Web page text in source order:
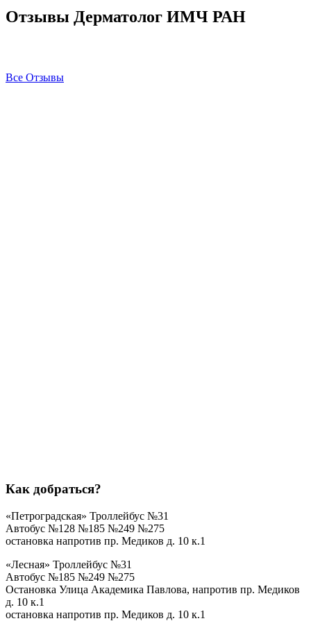
Отзывы Дерматолог ИМЧ РАН
Все Отзывы
Как добраться?
«Петроградская» Троллейбус №31
Автобус №128 №185 №249 №275
остановка напротив пр. Медиков д. 10 к.1
«Лесная» Троллейбус №31
Автобус №185 №249 №275
Остановка Улица Академика Павлова, напротив пр. Медиков
д. 10 к.1
остановка напротив пр. Медиков д. 10 к.1